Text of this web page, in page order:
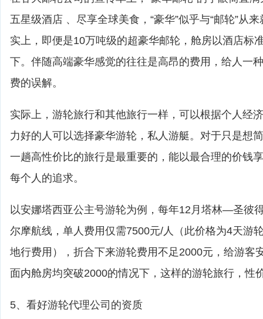
五星级酒店 、尽享全球美食，“豪华”似乎与“邮轮”从
实上，即便是10万吨级的超豪华邮轮，舱房以酒店标
下。伴随高端豪华感觉的往往是高昂的费用，给人一
费的误解。
实际上，游轮旅行和其他旅行一样，可以根据个人经
力好的人可以选择豪华游轮，私人游艇。对于只是想
一趟高性价比的旅行是最重要的，能以最合理的价钱
每个人的追求。
以安娜塔西亚公主号游轮为例，每年12月塔林—圣
尔摩航线，单人费用仅需7500元/人（此价格为4天游
地行费用），折合下来游轮费用不足2000元，给游客
面内舱房均突破2000的情况下，这样的游轮旅行，性
5、看好游轮代理公司的资质